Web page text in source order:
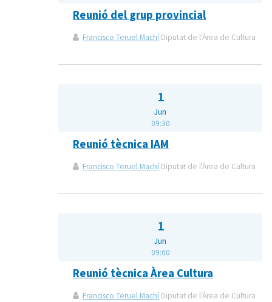
Reunió del grup provincial
Francisco Teruel Machí Diputat de l'Àrea de Cultura
1
Jun
09:30
Reunió tècnica IAM
Francisco Teruel Machí Diputat de l'Àrea de Cultura
1
Jun
09:00
Reunió tècnica Àrea Cultura
Francisco Teruel Machí Diputat de l'Àrea de Cultura